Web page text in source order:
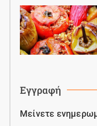
Εγγραφή
Μείνετε